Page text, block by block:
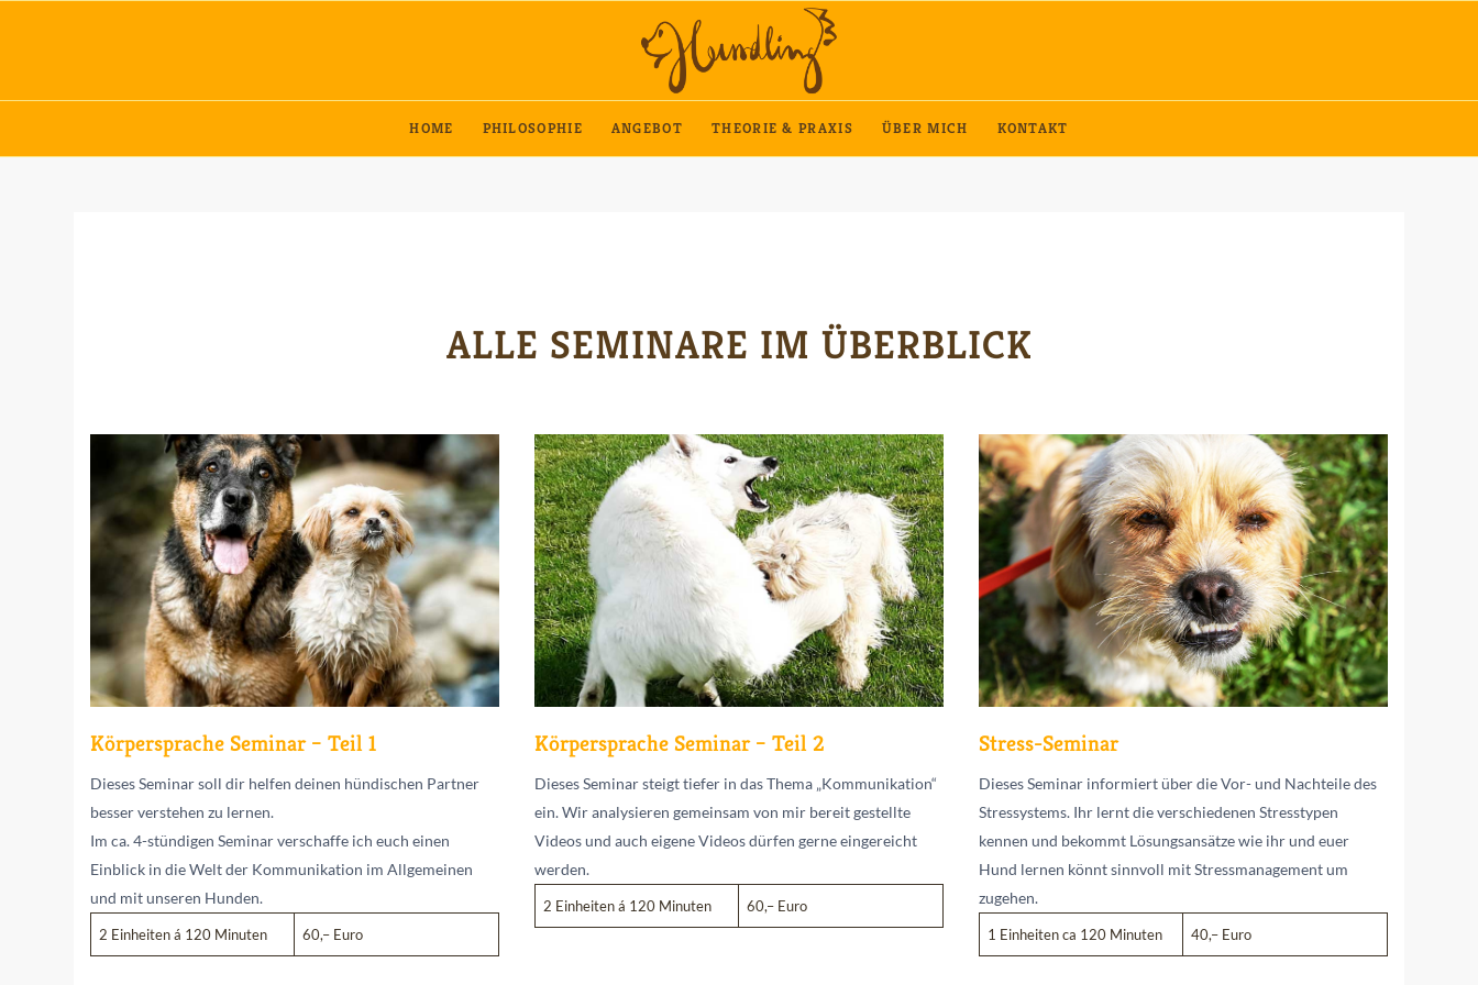
HOME PHILOSOPHIE ANGEBOT THEORIE & PRAXIS ÜBER MICH KONTAKT
ALLE SEMINARE IM ÜBERBLICK
Körpersprache Seminar – Teil 1
Dieses Seminar soll dir helfen deinen hündischen Partner
besser verstehen zu lernen.
Im ca. 4-stündigen Seminar verschaffe ich euch einen
Einblick in die Welt der Kommunikation im Allgemeinen
und mit unseren Hunden.
2 Einheiten á 120 Minuten 60,– Euro
Körpersprache Seminar – Teil 2
Dieses Seminar steigt tiefer in das Thema „Kommunikation“
ein. Wir analysieren gemeinsam von mir bereit gestellte
Videos und auch eigene Videos dürfen gerne eingereicht
werden.
2 Einheiten á 120 Minuten 60,– Euro
Stress-Seminar
Dieses Seminar informiert über die Vor- und Nachteile des
Stressystems. Ihr lernt die verschiedenen Stresstypen
kennen und bekommt Lösungsansätze wie ihr und euer
Hund lernen könnt sinnvoll mit Stressmanagement um
zugehen.
1 Einheiten ca 120 Minuten 40,– Euro